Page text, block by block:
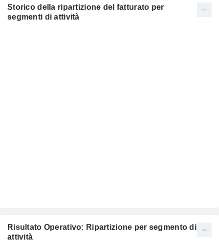
Storico della ripartizione del fatturato per
segmenti di attività
Risultato Operativo: Ripartizione per segmento di
attività